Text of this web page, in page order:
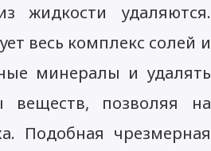
жидкости удаляются.
весь комплекс солей и
минералы и удалять
веществ, позволяя на
Подобная чрезмерная